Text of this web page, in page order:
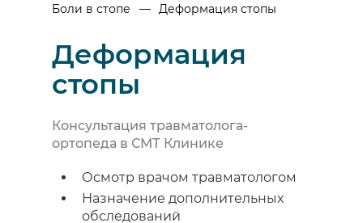
Боли в стопе
— Деформация стопы
Деформация
стопы
Консультация травматолога-
ортопеда в СМТ Клинике
Осмотр врачом травматологом
Назначение дополнительных
обследований